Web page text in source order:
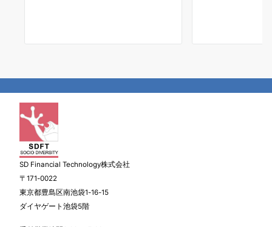
SD Financial Technology株式会社
〒171-0022
東京都豊島区南池袋1-16-15
ダイヤゲート池袋5階